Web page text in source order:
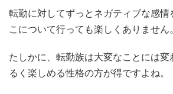
転勤に対してずっとネガティブな感
こについて行っても楽しくありません。
たしかに、転勤族は大変なことには
るく楽しめる性格の方が得ですよね。